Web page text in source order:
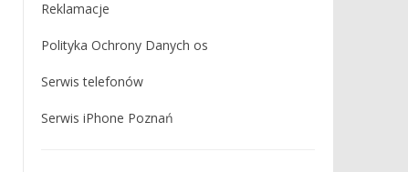
Reklamacje
Polityka Ochrony Danych os
Serwis telefonów
Serwis iPhone Poznań